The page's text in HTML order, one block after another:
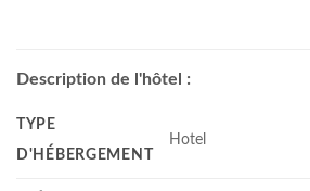
Description de l'hôtel :
TYPE
D'HÉBERGEMENT
Hotel